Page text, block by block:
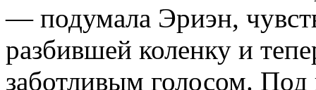
— подумала Эриэн,
разбившей коленку и
заботливым голосом.